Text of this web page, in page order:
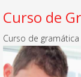
Curso de
Curso de